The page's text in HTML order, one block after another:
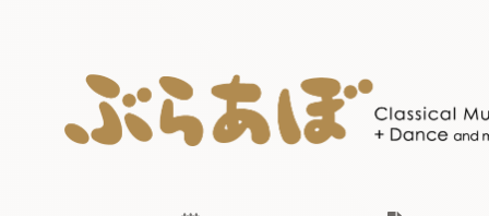
古楽とそ
無料ライ
あ か